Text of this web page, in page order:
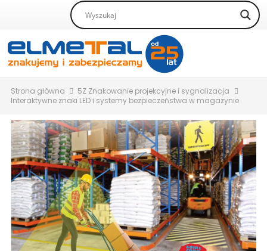
Strona główna
5Z Znakowanie projekcyjne i sygnalizacja
Interaktywne znaki LED i systemy bezpieczeństwa w magazynie